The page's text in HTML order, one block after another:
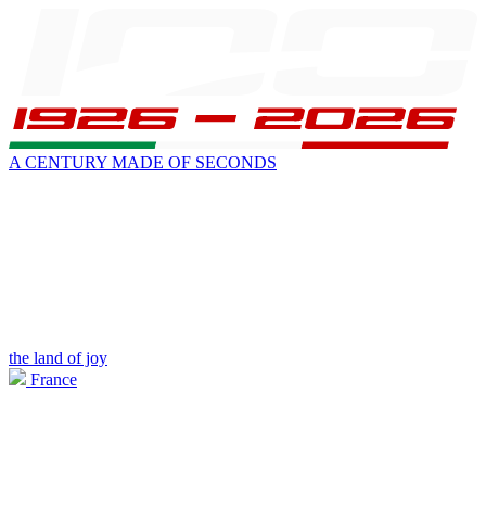
A CENTURY MADE OF SECONDS
the land of joy
France